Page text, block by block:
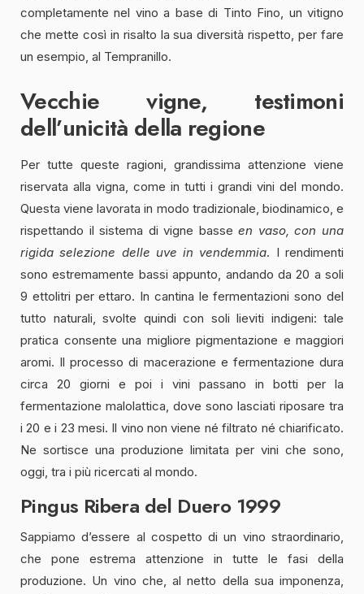
completamente nel vino a base di Tinto Fino, un vitigno
che mette così in risalto la sua diversità rispetto, per fare
un esempio, al Tempranillo.
Vecchie vigne, testimoni
dell’unicità della regione
Per tutte queste ragioni, grandissima attenzione viene
riservata alla vigna, come in tutti i grandi vini del mondo.
Questa viene lavorata in modo tradizionale, biodinamico, e
rispettando il sistema di vigne basseen vaso, con una
rigida selezione delle uve in vendemmia. I rendimenti
sono estremamente bassi appunto, andando da 20 a soli
9 ettolitri per ettaro. In cantina le fermentazioni sono del
tutto naturali, svolte quindi con soli lieviti indigeni: tale
pratica consente una migliore pigmentazione e maggiori
aromi. Il processo di macerazione e fermentazione dura
circa 20 giorni e poi i vini passano in botti per la
fermentazione malolattica, dove sono lasciati riposare tra
i 20 e i 23 mesi. Il vino non viene né filtrato né chiarificato.
Ne sortisce una produzione limitata per vini che sono,
oggi, tra i più ricercati al mondo.
Pingus Ribera del Duero 1999
Sappiamo d’essere al cospetto di un vino straordinario,
che pone estrema attenzione in tutte le fasi della
produzione. Un vino che, al netto della sua imponenza,